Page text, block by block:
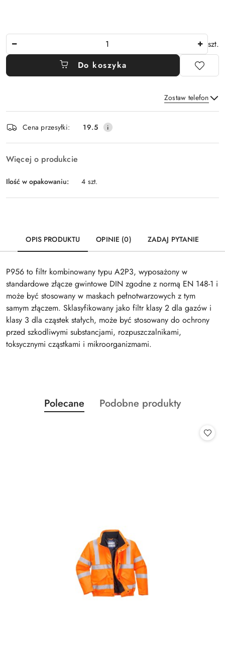
szt.
Do koszyka
Zostaw telefon
Wyślij
i
dostawa
Cena przesyłki: 19.5
Więcej o produkcie
Ilość w opakowaniu: 4 szt.
OPIS PRODUKTU OPINIE (0) ZADAJ PYTANIE
P956 to filtr kombinowany typu A2P3, wyposażony w
standardowe złącze gwintowe DIN zgodne z normą EN 148-1 i
może być stosowany w maskach pełnotwarzowych z tym
samym złączem. Sklasyfikowany jako filtr klasy 2 dla gazów i
klasy 3 dla cząstek stałych, może być stosowany do ochrony
przed szkodliwymi substancjami, rozpuszczalnikami,
toksycznymi cząstkami i mikroorganizmami.
Pomiń karuzelę produktów
Produkty
o
Polecane
Produkty
Podobne produkty